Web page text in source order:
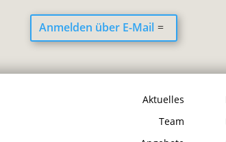
Anmelden über E-Mail
Aktuelles
Team